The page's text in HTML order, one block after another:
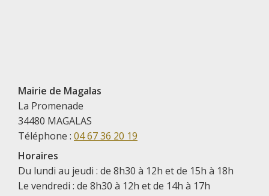
Mairie de Magalas
La Promenade
34480 MAGALAS
Téléphone : 04 67 36 20 19
Horaires
Du lundi au jeudi : de 8h30 à 12h et de 15h à 18h
Le vendredi : de 8h30 à 12h et de 14h à 17h